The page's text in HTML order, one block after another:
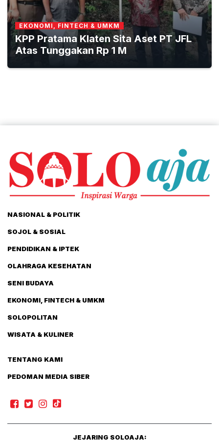
EKONOMI, FINTECH & UMKM
KPP Pratama Klaten Sita Aset PT JFL
Atas Tunggakan Rp 1 M
NASIONAL & POLITIK
SOJOL & SOSIAL
PENDIDIKAN & IPTEK
OLAHRAGA KESEHATAN
SENI BUDAYA
EKONOMI, FINTECH & UMKM
SOLOPOLITAN
WISATA & KULINER
TENTANG KAMI
PEDOMAN MEDIA SIBER
JEJARING SOLOAJA: